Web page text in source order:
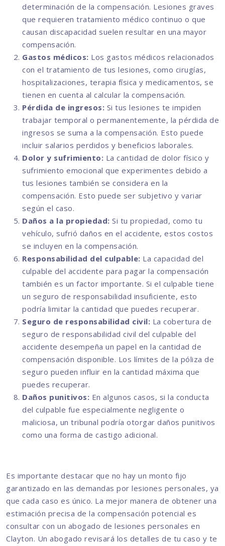
determinación de la compensación. Lesiones graves
que requieren tratamiento médico continuo o que
causan discapacidad suelen resultar en una mayor
compensación.
Gastos médicos: Los gastos médicos relacionados
con el tratamiento de tus lesiones, como cirugías,
hospitalizaciones, terapia física y medicamentos, se
tienen en cuenta al calcular la compensación.
Pérdida de ingresos: Si tus lesiones te impiden
trabajar temporal o permanentemente, la pérdida de
ingresos se suma a la compensación. Esto puede
incluir salarios perdidos y beneficios laborales.
Dolor y sufrimiento: La cantidad de dolor físico y
sufrimiento emocional que experimentes debido a
tus lesiones también se considera en la
compensación. Esto puede ser subjetivo y variar
según el caso.
Daños a la propiedad: Si tu propiedad, como tu
vehículo, sufrió daños en el accidente, estos costos
se incluyen en la compensación.
Responsabilidad del culpable: La capacidad del
culpable del accidente para pagar la compensación
también es un factor importante. Si el culpable tiene
un seguro de responsabilidad insuficiente, esto
podría limitar la cantidad que puedes recuperar.
Seguro de responsabilidad civil: La cobertura de
seguro de responsabilidad civil del culpable del
accidente desempeña un papel en la cantidad de
compensación disponible. Los límites de la póliza de
seguro pueden influir en la cantidad máxima que
puedes recuperar.
Daños punitivos: En algunos casos, si la conducta
del culpable fue especialmente negligente o
maliciosa, un tribunal podría otorgar daños punitivos
como una forma de castigo adicional.
Es importante destacar que no hay un monto fijo
garantizado en las demandas por lesiones personales, ya
que cada caso es único. La mejor manera de obtener una
estimación precisa de la compensación potencial es
consultar con un abogado de lesiones personales en
Clayton. Un abogado revisará los detalles de tu caso y te